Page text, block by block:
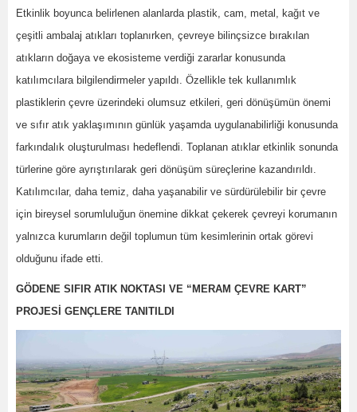
Etkinlik boyunca belirlenen alanlarda plastik, cam, metal, kağıt ve
çeşitli ambalaj atıkları toplanırken, çevreye bilinçsizce bırakılan
atıkların doğaya ve ekosisteme verdiği zararlar konusunda
katılımcılara bilgilendirmeler yapıldı. Özellikle tek kullanımlık
plastiklerin çevre üzerindeki olumsuz etkileri, geri dönüşümün önemi
ve sıfır atık yaklaşımının günlük yaşamda uygulanabilirliği konusunda
farkındalık oluşturulması hedeflendi. Toplanan atıklar etkinlik sonunda
türlerine göre ayrıştırılarak geri dönüşüm süreçlerine kazandırıldı.
Katılımcılar, daha temiz, daha yaşanabilir ve sürdürülebilir bir çevre
için bireysel sorumluluğun önemine dikkat çekerek çevreyi korumanın
yalnızca kurumların değil toplumun tüm kesimlerinin ortak görevi
olduğunu ifade etti.
GÖDENE SIFIR ATIK NOKTASI VE “MERAM ÇEVRE KART”
PROJESİ GENÇLERE TANITILDI